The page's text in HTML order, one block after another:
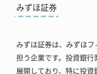
みずほ証券
みずほ証券は、みずほ
担う企業です。投資銀
展開しており、特に投